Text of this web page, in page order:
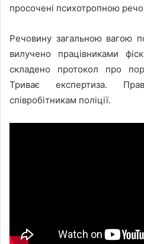
просочені психотропною
Речовину загальною вагою
вилучено працівниками
складено протокол про
Триває експертиза.
співробітникам поліції.